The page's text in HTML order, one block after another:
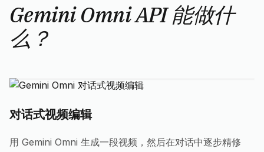
Gemini Omni API 能做什
么？
对话式视频编辑
用 Gemini Omni 生成一段视频，然后在对话中逐步精修